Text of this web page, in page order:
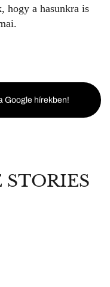
hogy a hasunkra is
Google hírekben!